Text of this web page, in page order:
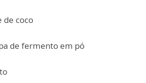
de coco
de fermento em pó